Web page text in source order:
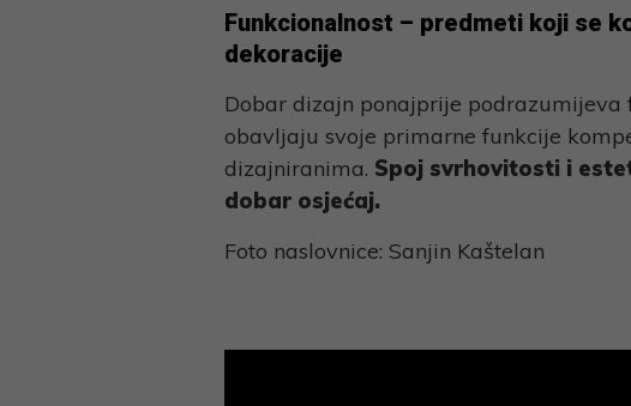
Funkcionalnost – predmeti koji se
dekoracije
Dobar dizajn ponajprije podrazumijeva
obavljaju svoje primarne funkcije
dizajniranima. Spoj svrhovitosti i
dobar osjećaj.
Foto naslovnice: Sanjin Kaštelan